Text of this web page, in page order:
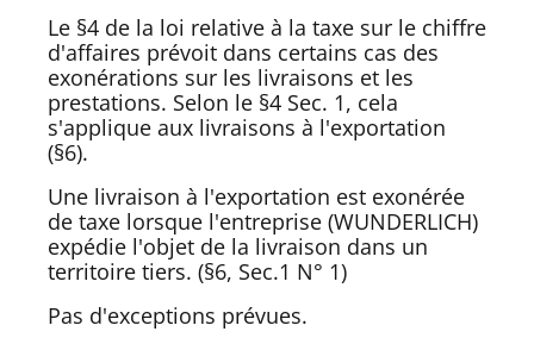
Le §4 de la loi relative à la taxe sur le chiffre
d'affaires prévoit dans certains cas des
exonérations sur les livraisons et les
prestations. Selon le §4 Sec. 1, cela
s'applique aux livraisons à l'exportation
(§6).
Une livraison à l'exportation est exonérée
de taxe lorsque l'entreprise (WUNDERLICH)
expédie l'objet de la livraison dans un
territoire tiers. (§6, Sec.1 N° 1)
Pas d'exceptions prévues.